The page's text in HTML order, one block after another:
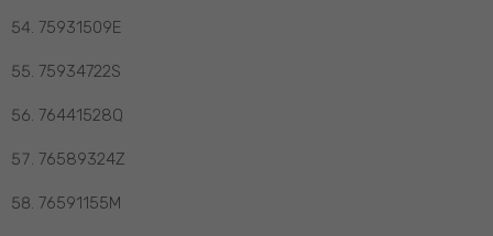
75931509E
75934722S
76441528Q
76589324Z
76591155M